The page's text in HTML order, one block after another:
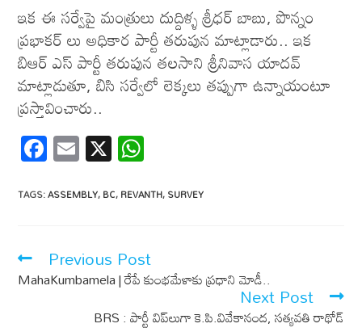
ఇక ఈ స‌ర్వేపై మంత్రులు దుద్దిళ్ళ శ్రీధ‌ర్ బాబు, పొన్నం
ప్ర‌భాక‌ర్ లు అధికార పార్టీ త‌రుపున మాట్లాడారు.. ఇక
బిఆర్ ఎస్ పార్టీ త‌రుపున త‌ల‌సాని శ్రీనివాస యాద‌వ్
మాట్లాడుతూ, బిసి స‌ర్వేలో లెక్క‌లు త‌ప్పుగా ఉన్నాయంటూ
ప్ర‌స్తావించారు..
F
ac
e
o
o
E
m
ail
X
at
A
p
p
TAGS:ASSEMBLY,BC,REVANTH,SURVEY
Previous Post
MahaKumbamela | రేపే కుంభమేళాకు ప్రధాని మోడీ..
Next Post
BRS : పార్టీ విప్‌లుగా కె.పి.వివేకానంద, సత్యవతి రాథోడ్